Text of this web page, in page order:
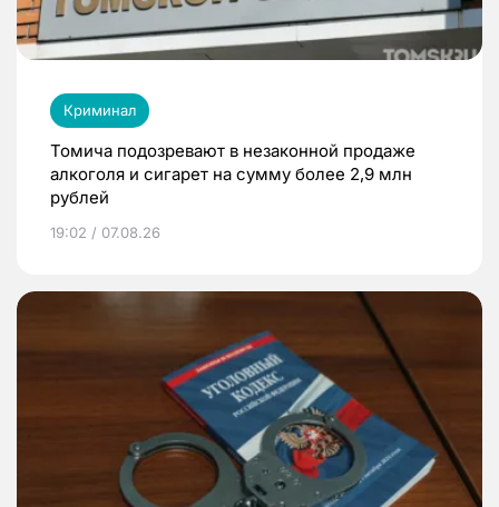
Криминал
Томича подозревают в незаконной продаже
алкоголя и сигарет на сумму более 2,9 млн
рублей
19:02 / 07.08.26